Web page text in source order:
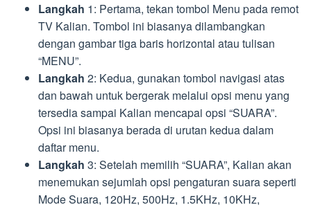
Langkah 1: Pertama, tekan tombol Menu pada remot
TV Kalian. Tombol ini biasanya dilambangkan
dengan gambar tiga baris horizontal atau tulisan
“MENU”.
Langkah 2: Kedua, gunakan tombol navigasi atas
dan bawah untuk bergerak melalui opsi menu yang
tersedia sampai Kalian mencapai opsi “SUARA”.
Opsi ini biasanya berada di urutan kedua dalam
daftar menu.
Langkah 3: Setelah memilih “SUARA”, Kalian akan
menemukan sejumlah opsi pengaturan suara seperti
Mode Suara, 120Hz, 500Hz, 1.5KHz, 10KHz,